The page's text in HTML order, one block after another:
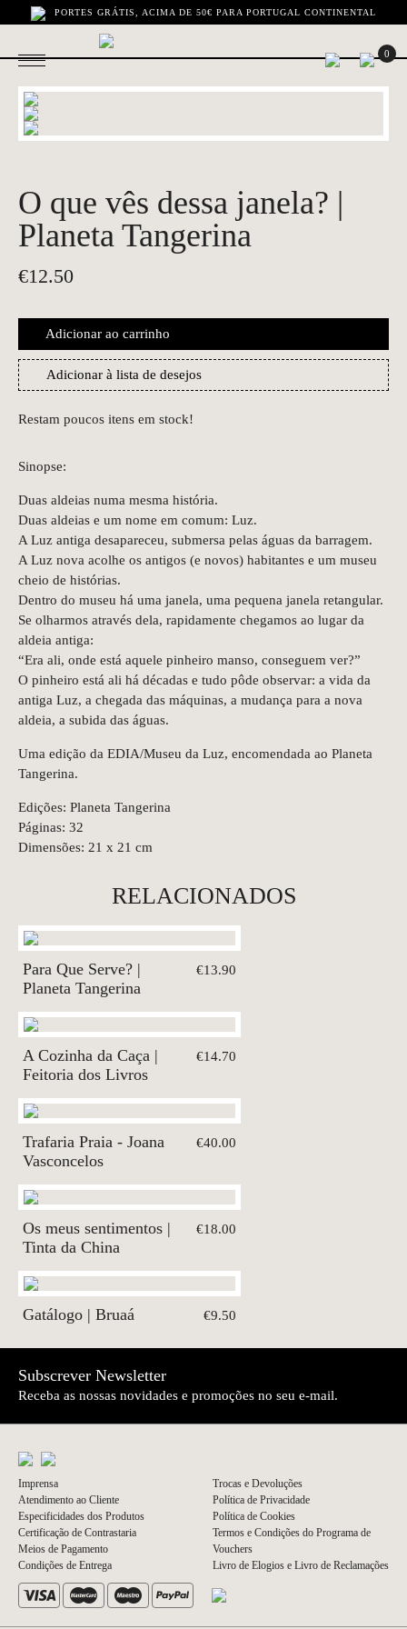
PORTES GRÁTIS, ACIMA DE 50€ PARA PORTUGAL CONTINENTAL
0
O que vês dessa janela? |
Planeta Tangerina
€12.50
Adicionar ao carrinho
Adicionar à lista de desejos
Restam poucos itens em stock!
Sinopse:
Duas aldeias numa mesma história.
Duas aldeias e um nome em comum: Luz.
A Luz antiga desapareceu, submersa pelas águas da barragem.
A Luz nova acolhe os antigos (e novos) habitantes e um museu
cheio de histórias.
Dentro do museu há uma janela, uma pequena janela retangular.
Se olharmos através dela, rapidamente chegamos ao lugar da
aldeia antiga:
“Era ali, onde está aquele pinheiro manso, conseguem ver?”
O pinheiro está ali há décadas e tudo pôde observar: a vida da
antiga Luz, a chegada das máquinas, a mudança para a nova
aldeia, a subida das águas.
Uma edição da EDIA/Museu da Luz, encomendada ao Planeta
Tangerina.
Edições: Planeta Tangerina
Páginas: 32
Dimensões: 21 x 21 cm
RELACIONADOS
Para Que Serve? |
Planeta Tangerina
€13.90
A Cozinha da Caça |
Feitoria dos Livros
€14.70
Trafaria Praia - Joana
Vasconcelos
€40.00
Os meus sentimentos |
Tinta da China
€18.00
Gatálogo | Bruaá €9.50
Subscrever Newsletter
Receba as nossas novidades e promoções no seu e-mail.
Imprensa
Atendimento ao Cliente
Especificidades dos Produtos
Certificação de Contrastaria
Meios de Pagamento
Condições de Entrega
Trocas e Devoluções
Política de Privacidade
Política de Cookies
Termos e Condições do Programa de
Vouchers
Livro de Elogios e Livro de Reclamações